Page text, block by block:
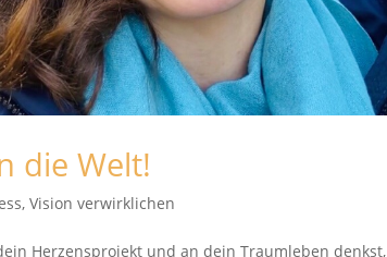
die Welt!
,Vision verwirklichen
Herzensprojekt und an dein Traumleben denkst,